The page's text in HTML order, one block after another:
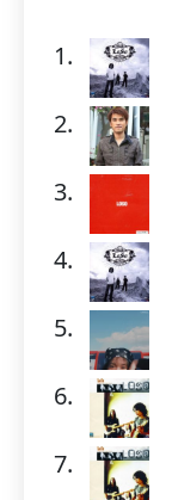
1.
2.
3.
4.
5.
6.
7.